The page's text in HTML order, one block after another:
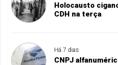
Holocausto
CDH na terça
Há 7 dias
CNPJ